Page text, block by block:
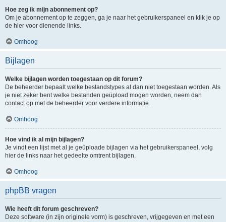
Hoe zeg ik mijn abonnement op?
Om je abonnement op te zeggen, ga je naar het gebruikerspaneel en klik je op
de hier voor dienende links.
Omhoog
Bijlagen
Welke bijlagen worden toegestaan op dit forum?
De beheerder bepaalt welke bestandstypes al dan niet toegestaan worden. Als
je niet zeker bent welke bestanden geüpload mogen worden, neem dan
contact op met de beheerder voor verdere informatie.
Omhoog
Hoe vind ik al mijn bijlagen?
Je vindt een lijst met al je geüploade bijlagen via het gebruikerspaneel, volg
hier de links naar het gedeelte omtrent bijlagen.
Omhoog
phpBB vragen
Wie heeft dit forum geschreven?
Deze software (in zijn originele vorm) is geschreven, vrijgegeven en met een